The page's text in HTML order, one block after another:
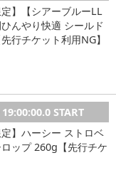
定】【シアーブルーLL
んやり快適 シールド
行チケット利用NG】
START
定】ハーシー ストロベ
ップ 260g【先行チケ